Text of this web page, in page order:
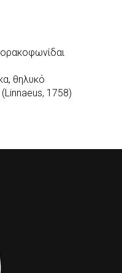
θηλυκό
(Linnaeus, 1758)